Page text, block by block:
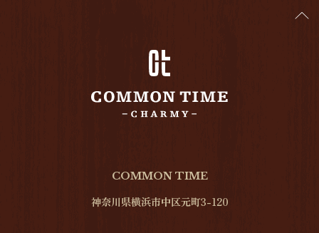
COMMON TIME
神奈川県横浜市中区元町3-120